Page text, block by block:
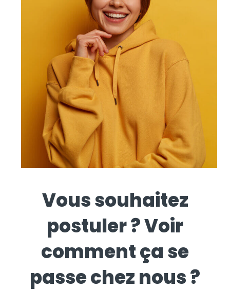
Vous souhaitez
postuler ? Voir
comment ça se
passe chez nous ?